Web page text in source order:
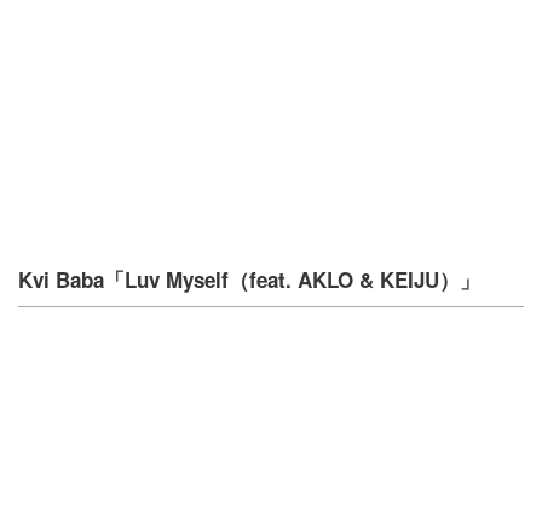
Kvi Baba「Luv Myself（feat. AKLO & KEIJU）」